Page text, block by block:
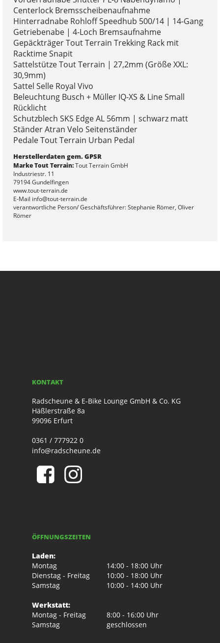
Centerlock Bremsscheibenaufnahme
Hinterradnabe Rohloff Speedhub 500/14 | 14-Gang
Getriebenabe | 4-Loch Bremsaufnahme
Gepäckträger Tout Terrain Trekking Rack mit
Racktime Snapit
Sattelstütze Tout Terrain | 27,2mm (Größe XXL:
30,9mm)
Sattel Selle Royal Vivo
Beleuchtung Busch + Müller IQ-XS & Line Small
Rücklicht
Schutzblech SKS Edge AL 56mm | schwarz matt
Ständer Atran Velo Seitenständer
Pedale Tout Terrain Urban Pedal
Herstellerdaten gem. GPSR
Marke Tout Terrain:Tout Terrain GmbH
Industriestr. 11
79194 Gundelfingen
www.tout-terrain.de
E-Mail info@tout-terrain.de
verantwortliche Person/ Geschäftsführer: Stephanie Römer, Oliver
Römer
KONTAKT
Radscheune & E-Bike Lounge GmbH & Co. KG
Häßlerstraße 8a
99096 Erfurt
0361 / 777922 0
info@radscheune.de
ÖFFNUNGSZEITEN
Laden:
Montag
14:00 - 18:00 Uhr
Dienstag - Freitag
10:00 - 18:00 Uhr
Samstag
10:00 - 14:00 Uhr
Werkstatt:
Montag - Freitag
8:00 - 16:00 Uhr
Samstag
geschlossen